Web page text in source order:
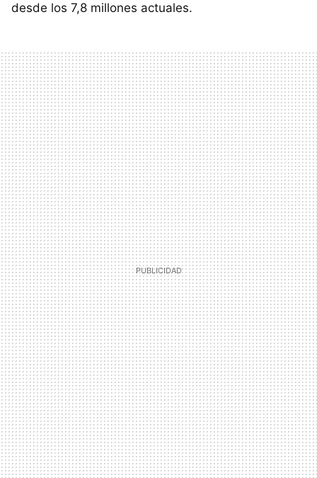
desde los 7,8 millones actuales.